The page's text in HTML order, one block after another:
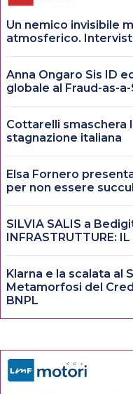
Un nemico invisibile
atmosferico.
Anna Ongaro Sis ID
globale al Fraud-as-
Cottarelli smaschera
stagnazione italiana
Elsa Fornero
per non essere
SILVIA SALIS a
INFRASTRUTTURE:
Klarna e la scalata al
Metamorfosi del
BNPL